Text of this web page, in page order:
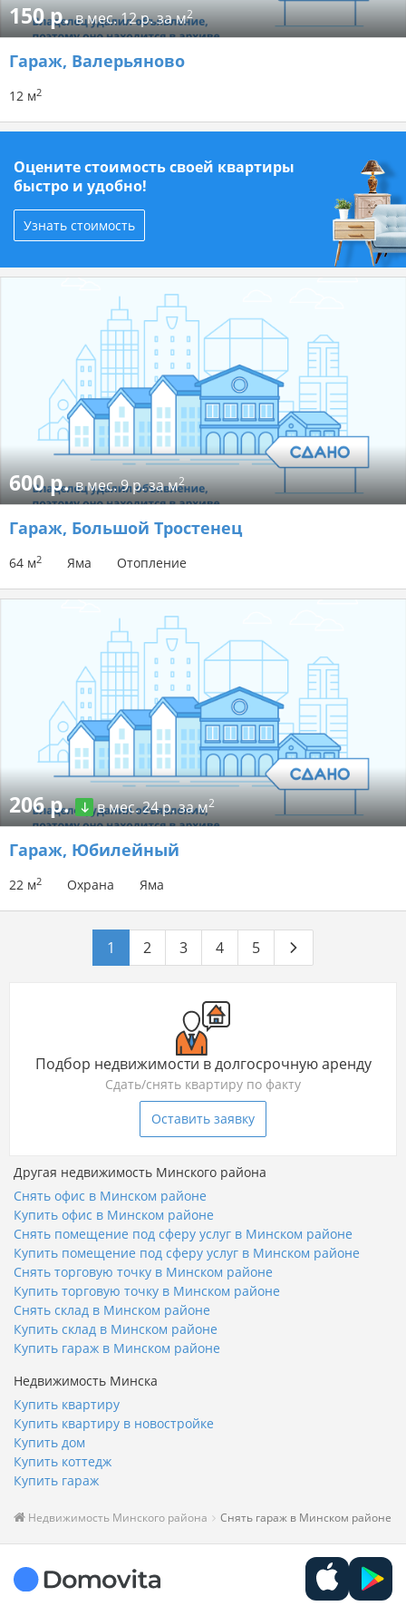
150 р.в мес.12 р. за м2
Гараж, Валерьяново
12 м2
Оцените стоимость своей квартиры
быстро и удобно!
Узнать стоимость
600 р.в мес.9 р. за м2
Гараж, Большой Тростенец
64 м2 Яма Отопление
206 р. в мес.24 р. за м2
Гараж, Юбилейный
22 м2 Охрана Яма
1 2 3 4 5
Подбор недвижимости в долгосрочную аренду
Сдать/снять квартиру по факту
Оставить заявку
Другая недвижимость Минского района
Снять офис в Минском районе
Купить офис в Минском районе
Снять помещение под сферу услуг в Минском районе
Купить помещение под сферу услуг в Минском районе
Снять торговую точку в Минском районе
Купить торговую точку в Минском районе
Снять склад в Минском районе
Купить склад в Минском районе
Купить гараж в Минском районе
Недвижимость Минска
Купить квартиру
Купить квартиру в новостройке
Купить дом
Купить коттедж
Купить гараж
Недвижимость Минского района Снять гараж в Минском районе